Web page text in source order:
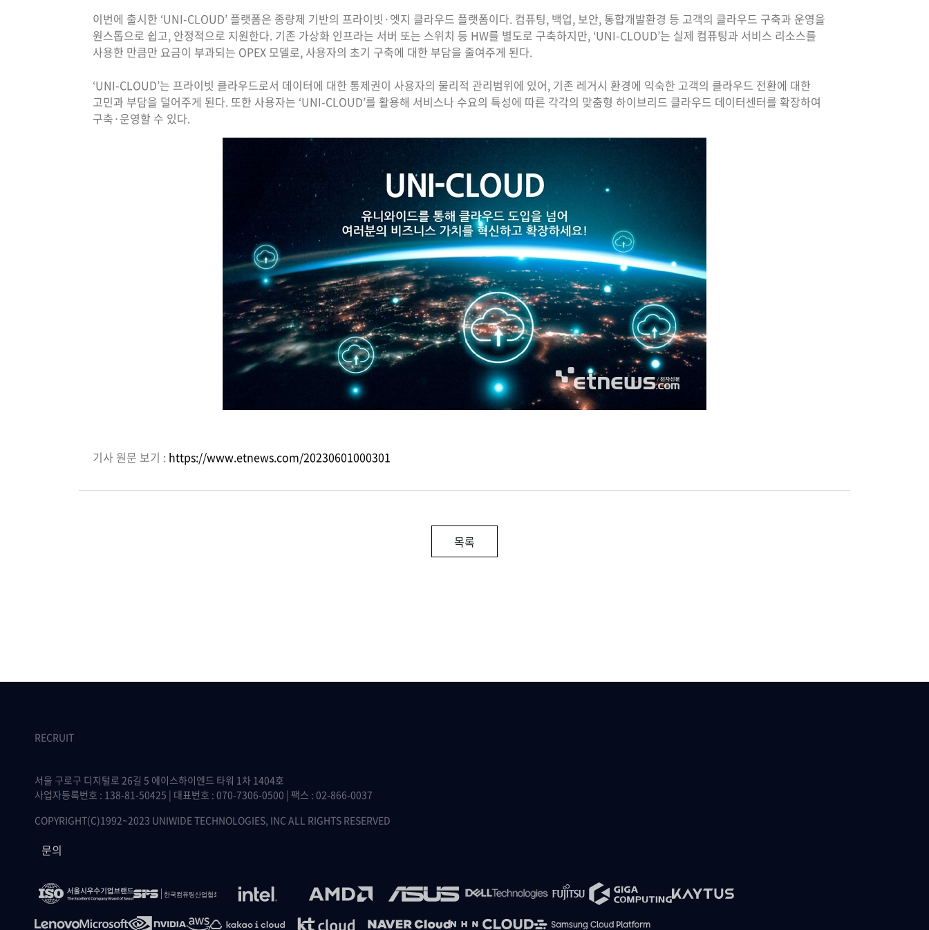
이번에 출시한 ‘UNI-CLOUD’ 플랫폼은 종량제 기반의 프라이빗·엣지 클라우드 플랫폼이다. 컴퓨팅, 백업, 보안, 통합개발환경 등 고객의 클라우드 구축과 운영을
원스톱으로 쉽고, 안정적으로 지원한다. 기존 가상화 인프라는 서버 또는 스위치 등 HW를 별도로 구축하지만, ‘UNI-CLOUD’는 실제 컴퓨팅과 서비스 리소스를
사용한 만큼만 요금이 부과되는 OPEX 모델로, 사용자의 초기 구축에 대한 부담을 줄여주게 된다.
‘UNI-CLOUD’는 프라이빗 클라우드로서 데이터에 대한 통제권이 사용자의 물리적 관리범위에 있어, 기존 레거시 환경에 익숙한 고객의 클라우드 전환에 대한
고민과 부담을 덜어주게 된다. 또한 사용자는 ‘UNI-CLOUD’를 활용해 서비스나 수요의 특성에 따른 각각의 맞춤형 하이브리드 클라우드 데이터센터를 확장하여
구축·운영할 수 있다.
기사 원문 보기 : https://www.etnews.com/20230601000301
목록
RECRUIT
서울 구로구 디지털로 26길 5 에이스하이엔드 타워 1차 1404호
사업자등록번호 : 138-81-50425 | 대표번호 : 070-7306-0500 | 팩스 : 02-866-0037
COPYRIGHT(C)1992~2023 UNIWIDE TECHNOLOGIES, INC ALL RIGHTS RESERVED
문의